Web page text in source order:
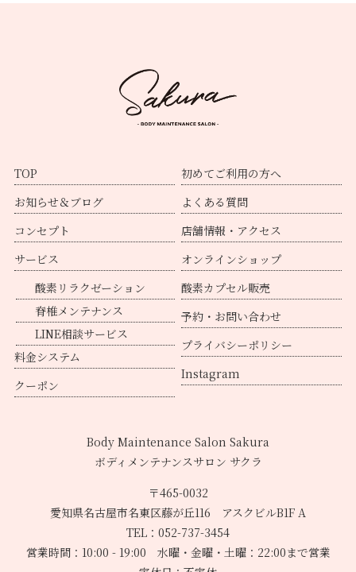
TOP
お知らせ＆ブログ
コンセプト
サービス
酸素リラクゼーション
脊椎メンテナンス
LINE相談サービス
料金システム
クーポン
初めてご利用の方へ
よくある質問
店舗情報・アクセス
オンラインショップ
酸素カプセル販売
予約・お問い合わせ
プライバシーポリシー
Instagram
Body Maintenance Salon Sakura
ボディメンテナンスサロン サクラ
〒465-0032
愛知県名古屋市名東区藤が丘116 アスクビルB1F A
TEL：052-737-3454
営業時間：10:00 - 19:00 水曜・金曜・土曜：22:00まで営業